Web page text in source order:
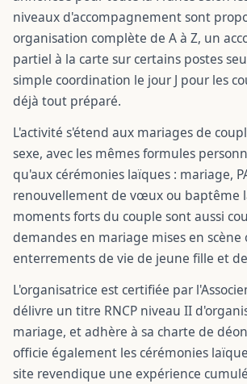
niveaux d'accompagnement sont
organisation complète de A à Z, un
partiel à la carte sur certains postes
simple coordination le jour J pour les
déjà tout préparé.
L'activité s'étend aux mariages de
sexe, avec les mêmes formules
qu'aux cérémonies laïques : mariage,
renouvellement de vœux ou baptême
moments forts du couple sont aussi
demandes en mariage mises en scène
enterrements de vie de jeune fille et
L'organisatrice est certifiée par
délivre un titre RNCP niveau II
mariage, et adhère à sa charte de
officie également les cérémonies
site revendique une expérience